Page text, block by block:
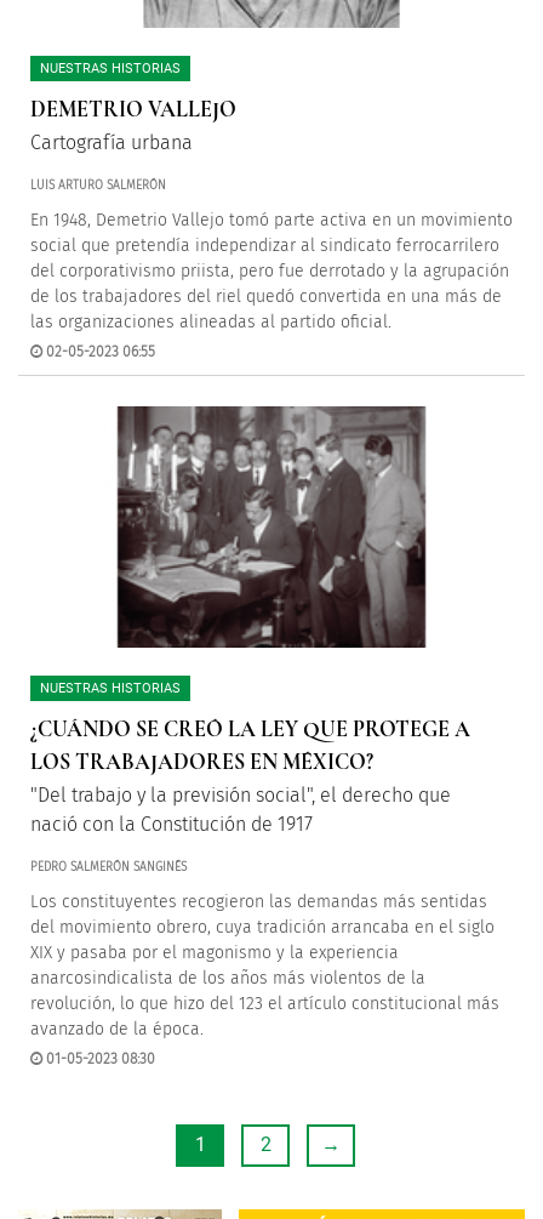
NUESTRAS HISTORIAS
DEMETRIO VALLEJO
Cartografía urbana
LUIS ARTURO SALMERÓN
En 1948, Demetrio Vallejo tomó parte activa en un movimiento
social que pretendía independizar al sindicato ferrocarrilero
del corporativismo priista, pero fue derrotado y la agrupación
de los trabajadores del riel quedó convertida en una más de
las organizaciones alineadas al partido oficial.
02-05-2023 06:55
NUESTRAS HISTORIAS
¿CUÁNDO SE CREÓ LA LEY QUE PROTEGE A
LOS TRABAJADORES EN MÉXICO?
"Del trabajo y la previsión social", el derecho que
nació con la Constitución de 1917
PEDRO SALMERÓN SANGINÉS
Los constituyentes recogieron las demandas más sentidas
del movimiento obrero, cuya tradición arrancaba en el siglo
XIX y pasaba por el magonismo y la experiencia
anarcosindicalista de los años más violentos de la
revolución, lo que hizo del 123 el artículo constitucional más
avanzado de la época.
01-05-2023 08:30
1 2 →